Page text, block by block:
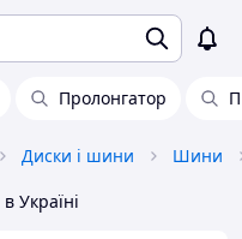
Пролонгатор
Диски і шини Шини
в Україні